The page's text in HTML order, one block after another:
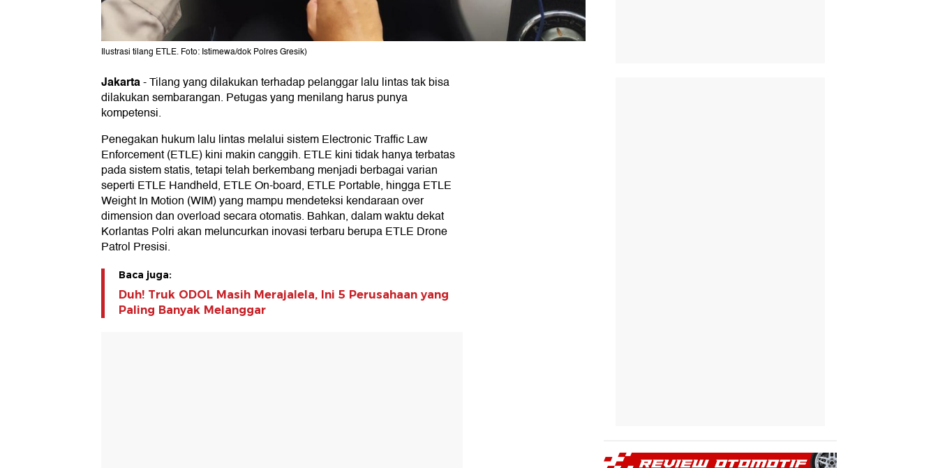
Ilustrasi tilang ETLE. Foto: Istimewa/dok Polres Gresik)
Jakarta-Tilang yang dilakukan terhadap pelanggar lalu lintas tak bisa
dilakukan sembarangan. Petugas yang menilang harus punya
kompetensi.
Penegakan hukum lalu lintas melalui sistem Electronic Traffic Law
Enforcement (ETLE) kini makin canggih. ETLE kini tidak hanya terbatas
pada sistem statis, tetapi telah berkembang menjadi berbagai varian
seperti ETLE Handheld, ETLE On-board, ETLE Portable, hingga ETLE
Weight In Motion (WIM) yang mampu mendeteksi kendaraan over
dimension dan overload secara otomatis. Bahkan, dalam waktu dekat
Korlantas Polri akan meluncurkan inovasi terbaru berupa ETLE Drone
Patrol Presisi.
Baca juga:
Duh! Truk ODOL Masih Merajalela, Ini 5 Perusahaan yang
Paling Banyak Melanggar